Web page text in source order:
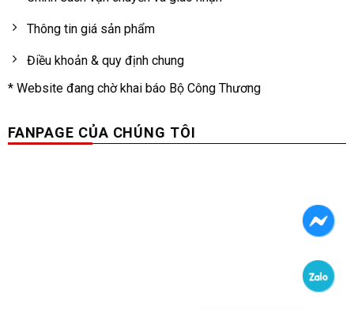
Thông tin giá sản phẩm
Điều khoản & quy định chung
* Website đang chờ khai báo Bộ Công Thương
FANPAGE CỦA CHÚNG TÔI